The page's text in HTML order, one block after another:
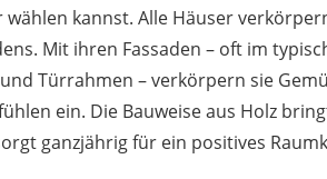
kannst. Alle Häuser
Mit ihren Fassaden – oft im
Türrahmen – verkörpern sie
ein. Die Bauweise aus Holz
ganzjährig für ein positives